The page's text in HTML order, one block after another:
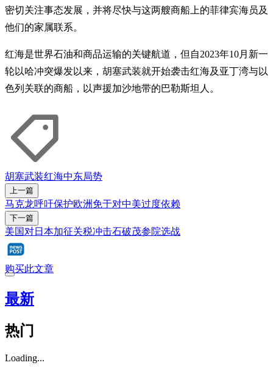
密切关注事态发展，并将尽快与这两艘商船上的菲律宾海员及
他们的家属联系。
红海是世界石油和商品运输的关键航道，但自2023年10月新一
轮以哈冲突爆发以来，胡塞武装就开始袭击红海及亚丁湾与以
色列关联的商船，以声援加沙地带的巴勒斯坦人。
胡塞武装红海中东局势
上一篇
马克龙呼吁保护欧洲免于对中美过度依赖
下一篇
美国对日本加征关税冲击石破茂参院选战
购买此文章
最新
热门
Loading...